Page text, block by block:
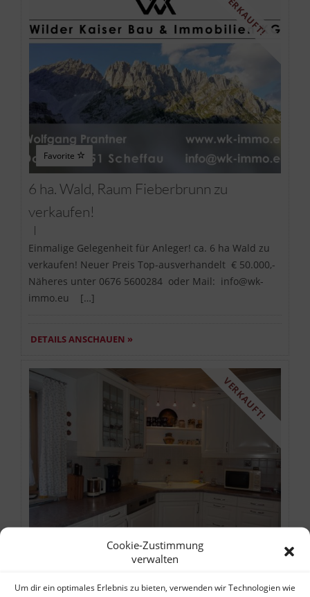
Cookie-Zustimmung
verwalten
Um dir ein optimales Erlebnis zu bieten, verwenden wir Technologien wie
VERKAUFT!
Favorite
6 ha. Wald, Raum Fieberbrunn zu
verkaufen!
|
Einmalige Gelegenheit für Anleger! ca. 6 ha Wald zu
verkaufen! Neuer Preis Top-ausverhandelt € 50.000,-
Näheres unter 0676 5600284 oder Mail: info@wk-
immo.eu […]
DETAILS ANSCHAUEN »
VERKAUFT!